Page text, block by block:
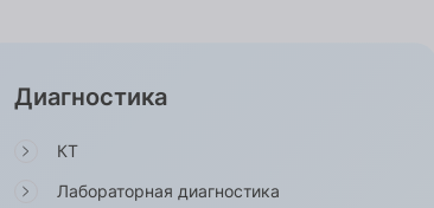
Диагностика
КТ
Лабораторная диагностика